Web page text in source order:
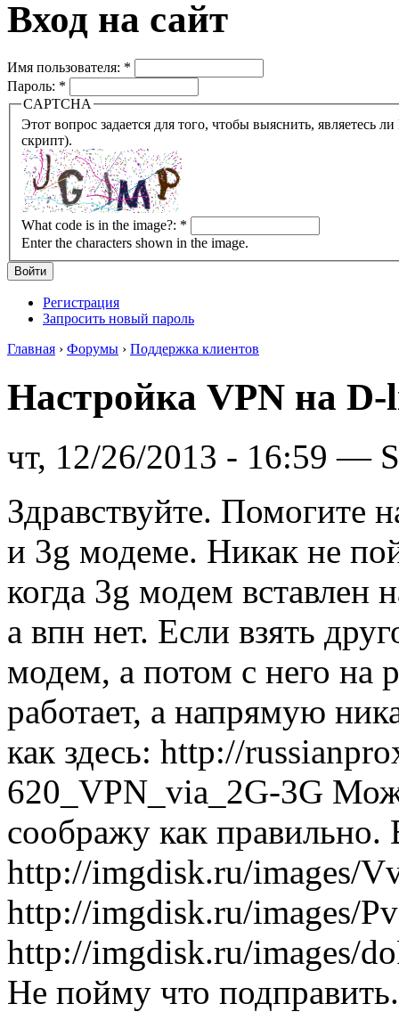
Вход на сайт
Имя пользователя: *
Пароль: *
CAPTCHA
Этот вопрос задается для того, чтобы выяснить, являетесь ли Вы человеком или представляете из себя робота
скрипт).
What code is in the image?: *
Enter the characters shown in the image.
Регистрация
Запросить новый пароль
Главная › Форумы › Поддержка клиентов
Настройка VPN на
чт, 12/26/2013 - 16:59 —
Здравствуйте. Помогите
и 3g модеме. Никак не
когда 3g модем вставлен
а впн нет. Если взять
модем, а потом с него на
работает, а напрямую
как здесь: http://
620_VPN_via_2G-3G
соображу как
http://imgdisk.ru/images/
http://imgdisk.ru/images/
http://imgdisk.ru/images/
Не пойму что подправить.